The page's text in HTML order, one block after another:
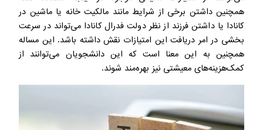
همچنین داشتن برخی از شرایط مانند مالکیت خانه یا ماشین در
کانادا یا داشتن فرزند از نظر دولت فدرال کانادا می‌تواند در سرعت
بخشی در امر دریافت این امتیازات نقش داشته باشد. این مساله
همچنین به این معنا است که این دانشجویان می‌توانند از
کمک‌هزینه‌های معیشتی نیز بهره‌مند شوند.